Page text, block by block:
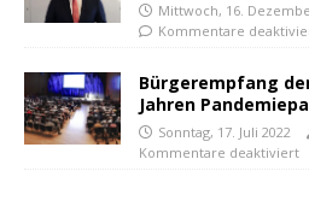
Mittwoch, 16.
Kommentare
Bürgerempfang
Jahren
Sonntag, 17. Juli 2022
Kommentare deaktiviert